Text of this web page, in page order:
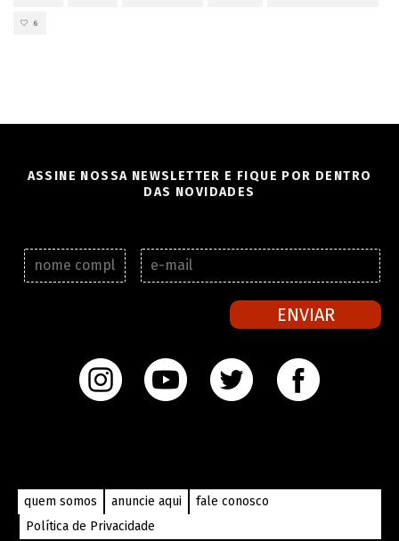
6
ASSINE NOSSA NEWSLETTER E FIQUE POR DENTRO
DAS NOVIDADES
N
o
ENVIAR
quem somos anuncie aqui
fale conosco
Política de Privacidade